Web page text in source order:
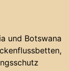
und Botswana